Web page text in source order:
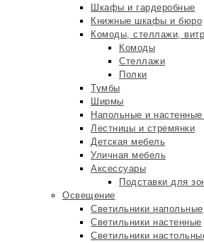
Шкафы и гардеробные
Книжные шкафы и бюро
Комоды, стеллажи,
Комоды
Стеллажи
Полки
Тумбы
Ширмы
Напольные и
Лестницы и стремянки
Детская мебель
Уличная мебель
Аксессуары
Подставки для
Освещение
Светильники напольные
Светильники настенные
Светильники